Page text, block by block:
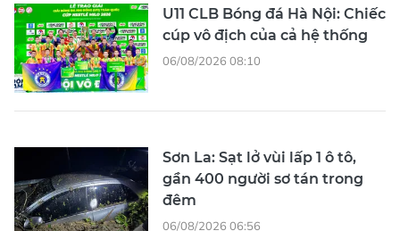
U11 CLB Bóng đá Hà Nội: Chiếc
cúp vô địch của cả hệ thống
06/08/2026 08:10
Sơn La: Sạt lở vùi lấp 1 ô tô,
gần 400 người sơ tán trong
đêm
06/08/2026 06:56